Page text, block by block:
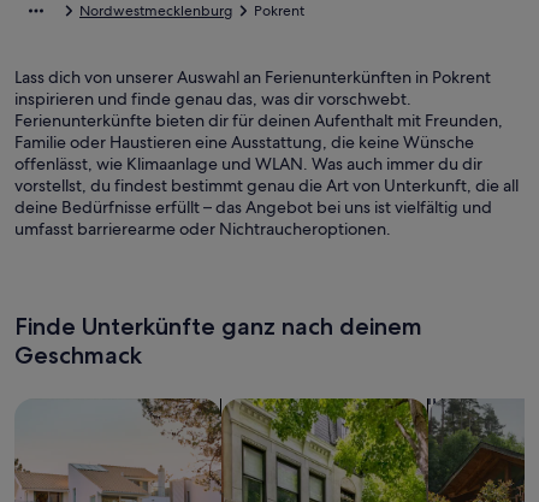
Nordwestmecklenburg Pokrent
Lass dich von unserer Auswahl an Ferienunterkünften in Pokrent
inspirieren und finde genau das, was dir vorschwebt.
Ferienunterkünfte bieten dir für deinen Aufenthalt mit Freunden,
Familie oder Haustieren eine Ausstattung, die keine Wünsche
offenlässt, wie Klimaanlage und WLAN. Was auch immer du dir
vorstellst, du findest bestimmt genau die Art von Unterkunft, die all
deine Bedürfnisse erfüllt – das Angebot bei uns ist vielfältig und
umfasst barrierearme oder Nichtraucheroptionen.
Finde Unterkünfte ganz nach deinem
Geschmack
Suche nach FerienhäusernSuche nach Ferienwohnungen oder
Suche nach